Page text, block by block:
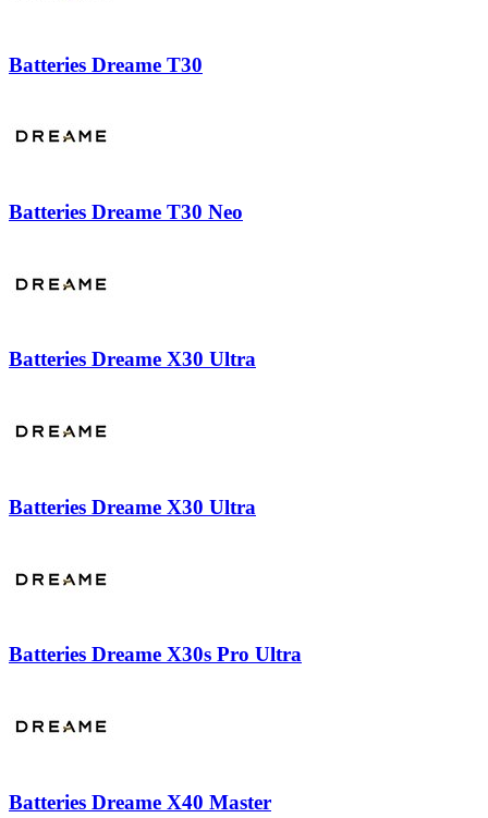
Batteries Dreame T30
Batteries Dreame T30 Neo
Batteries Dreame X30 Ultra
Batteries Dreame X30 Ultra
Batteries Dreame X30s Pro Ultra
Batteries Dreame X40 Master